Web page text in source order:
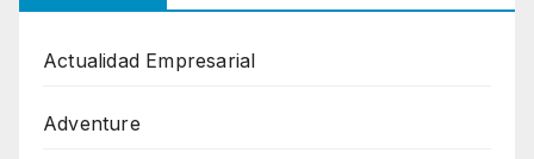
Actualidad Empresarial
Adventure